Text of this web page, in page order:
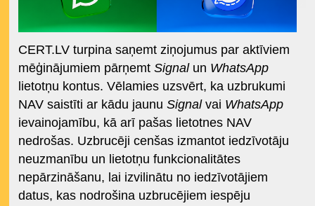
CERT.LV turpina saņemt ziņojumus par aktīviem
mēģinājumiem pārņemt Signalun WhatsApp
lietotņu kontus. Vēlamies uzsvērt, ka uzbrukumi
NAV saistīti ar kādu jaunu Signalvai WhatsApp
ievainojamību, kā arī pašas lietotnes NAV
nedrošas. Uzbrucēji cenšas izmantot iedzīvotāju
neuzmanību un lietotņu funkcionalitātes
nepārzināšanu, lai izvilinātu no iedzīvotājiem
datus, kas nodrošina uzbrucējiem iespēju